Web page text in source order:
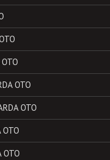
OTO
OTO
OTO
OTO